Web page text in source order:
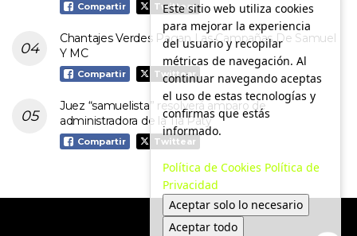
Compartir Twittear
Chantajes Verdes Pagan Las Campañas De Samuel
Y MC
Compartir Twittear
Juez “samuelista” resolverá amparo de
administradora de la Tía Paty
Compartir Twittear
Este sitio web utiliza cookies
para mejorar la experiencia
del usuario y recopilar
métricas de navegación. Al
continuar navegando aceptas
el uso de estas tecnologías y
confirmas que estás
informado.
Política de Cookies Política de
Privacidad
Aceptar solo lo necesario
Aceptar todo